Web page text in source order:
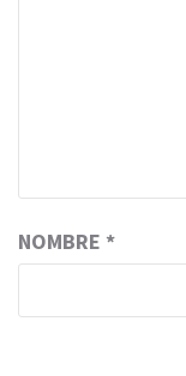
NOMBRE *